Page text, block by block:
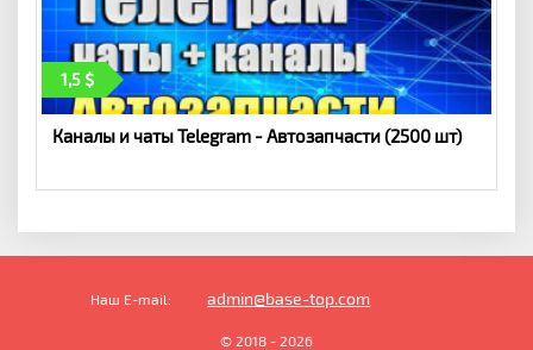
1,5
Каналы и чаты Telegram - Автозапчасти (2500 шт)
Наш E-mail: admin@base-top.com
© 2018 - 2026